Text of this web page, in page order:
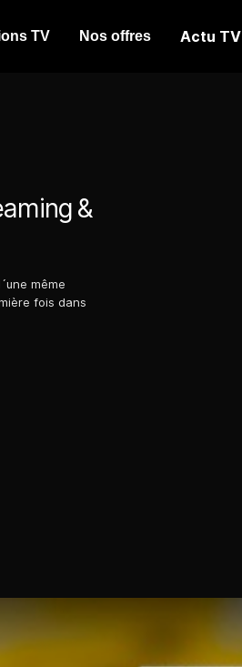
TV Nos offres Actu TV
&
même
fois dans